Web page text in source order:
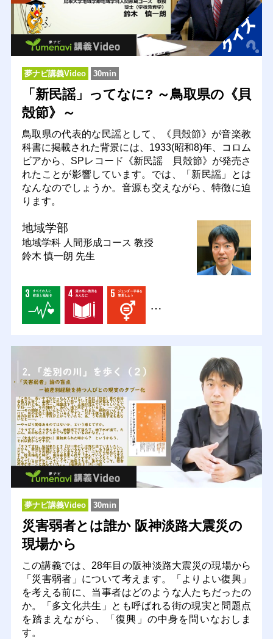
夢ナビ講義Video 30min
「新民謡」ってなに? ～鳥取県の《貝
殻節》～
鳥取県の代表的な民謡として、《貝殻節》が音楽教
科書に掲載された背景には、1933(昭和8)年、コロム
ビアから、SPレコード《新民謡 貝殻節》が発売さ
れたことが影響しています。では、「新民謡」とは
なんなのでしょうか。音源も交えながら、特徴に迫
ります。
地域学部
地域学科 人間形成コース 教授
鈴木 慎一朗 先生
…
夢ナビ講義Video 30min
災害弱者とは誰か 阪神淡路大震災の
現場から
この講義では、28年目の阪神淡路大震災の現場から
「災害弱者」について考えます。「よりよい復興」
を考える前に、当事者はどのような人たちだったの
か。「多文化共生」とも呼ばれる街の現実と問題点
を踏まえながら、「復興」の中身を問いなおしま
す。